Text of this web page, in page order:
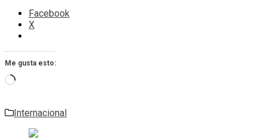
Facebook
X
Me gusta esto:
Cargando...
Internacional
Navegación